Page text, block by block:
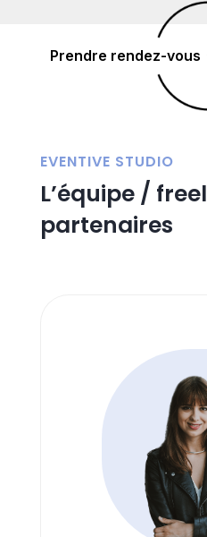
Prendre rendez-vous
EVENTIVE STUDIO
L’équipe /
partenaires